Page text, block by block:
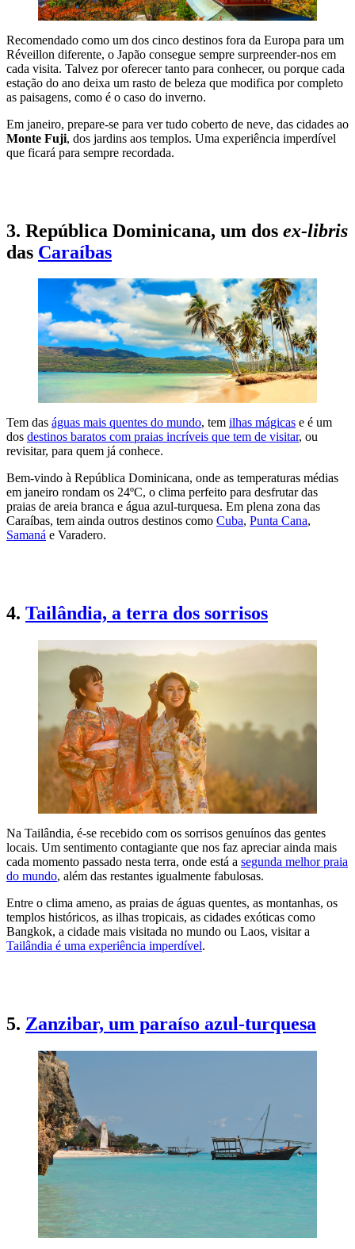
Recomendado como um dos cinco destinos fora da Europa para um
Réveillon diferente, o Japão consegue sempre surpreender-nos em
cada visita. Talvez por oferecer tanto para conhecer, ou porque cada
estação do ano deixa um rasto de beleza que modifica por completo
as paisagens, como é o caso do inverno.
Em janeiro, prepare-se para ver tudo coberto de neve, das cidades ao
Monte Fuji, dos jardins aos templos. Uma experiência imperdível
que ficará para sempre recordada.
3. República Dominicana, um dos ex-libris
das Caraíbas
Tem das águas mais quentes do mundo, tem ilhas mágicas e é um
dos destinos baratos com praias incríveis que tem de visitar, ou
revisitar, para quem já conhece.
Bem-vindo à República Dominicana, onde as temperaturas médias
em janeiro rondam os 24ºC, o clima perfeito para desfrutar das
praias de areia branca e água azul-turquesa. Em plena zona das
Caraíbas, tem ainda outros destinos como Cuba, Punta Cana,
Samaná e Varadero.
4. Tailândia, a terra dos sorrisos
Na Tailândia, é-se recebido com os sorrisos genuínos das gentes
locais. Um sentimento contagiante que nos faz apreciar ainda mais
cada momento passado nesta terra, onde está a segunda melhor praia
do mundo, além das restantes igualmente fabulosas.
Entre o clima ameno, as praias de águas quentes, as montanhas, os
templos históricos, as ilhas tropicais, as cidades exóticas como
Bangkok, a cidade mais visitada no mundo ou Laos, visitar a
Tailândia é uma experiência imperdível.
5. Zanzibar, um paraíso azul-turquesa